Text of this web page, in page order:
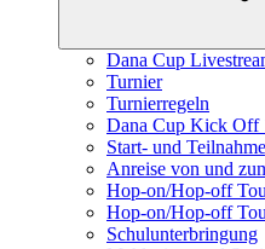
Dana Cup
Turnier
Turnierregeln
Dana Cup Kick Off
Start- und
Anreise von und
Hop-on/Hop-off
Hop-on/Hop-off
Schulunterbringung